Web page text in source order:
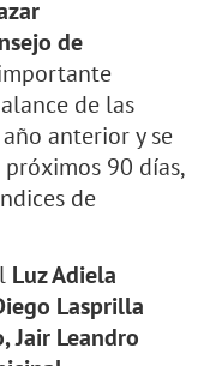
de
de las
anterior y se
90 días,
de
Luz Adiela
Lasprilla
Jair Leandro